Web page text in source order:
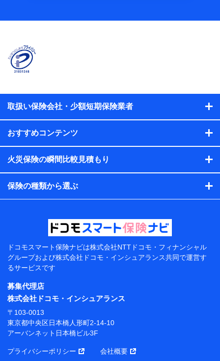
株式会社NTTドコモ
当社又は株式会社NTTドコモが提供する保険関連サービスに
おけるユーザ登録受付および管理のため
当社又は株式会社NTTドコモと取引のあるもしくは委託を受
れらに付帯、関連する当社、株式会社NTTドコモおよび提携
会社のサービスを案内、提供するため
析して、お客さまの趣味・嗜好・傾向に応じたサービス・商
各種セミナーの開催のため
コンサルティングサービスの実施のため
アンケートやキャンペーン等の実施のため
上記に係る案内・手続き・管理等付帯業務を行うため
当該個人データを取り扱う各共同利用者（詳細は次のと
東京都千代田区永田町2丁目11番1号 山王パークタワー
株式会社NTTドコモ 代表取締役社長 前田 義晃
東京都中央区日本橋人形町2-14-10 アーバンネット日
本橋ビル 3F
長 吉村 忠義
※ 当社および株式会社NTTドコモは、お客さまの情報
ソナルデータ憲章」に定める行動原則を順守します 。
取扱い保険会社・少額短期保険業者
おすすめコンテンツ
火災保険の瞬間比較見積もり
保険の種類から選ぶ
ドコモスマート保険ナビは株式会社NTTドコモ・フィナンシャル
グループおよび株式会社ドコモ・インシュアランス共同で運営す
るサービスです
募集代理店
株式会社ドコモ・インシュアランス
〒103-0013
東京都中央区日本橋人形町2-14-10
アーバンネット日本橋ビル3F
プライバシーポリシー 会社概要